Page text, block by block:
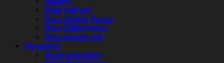
Inlay nail art
Diva Ombre Spray
Diva Glitterspray
Diva design ink
Penselen
Acryl penselen